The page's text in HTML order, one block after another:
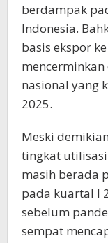
berdampak
Indonesia.
basis ekspor
nasional yang
2025.
Meski
tingkat
masih berada
pada kuartal I
sebelum
sempat